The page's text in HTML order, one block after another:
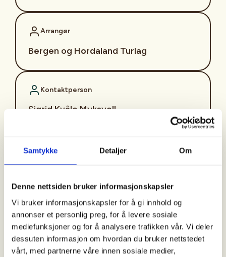
Samtykke Detaljer Om
Denne nettsiden bruker informasjonskapsler
Vi bruker informasjonskapsler for å gi innhold og
annonser et personlig preg, for å levere sosiale
mediefunksjoner og for å analysere trafikken vår. Vi deler
dessuten informasjon om hvordan du bruker nettstedet
vårt, med partnerne våre innen sosiale medier,
Arrangør
Bergen og Hordaland Turlag
Kontaktperson
Sigrid Kvåle Myksvoll
Turen er en del av konseptet "Aktiv til 100" som er
vekt på et sosialt og inkluderende fellesskap.
På onsdager går vi tur langs
Storelva i Arna. Turene går hver onsdag bortsett fra
i ferier og på offentlige høytidsdager. Turene varer
i ca. 2 timer, og går på grusvei og noen ganger i